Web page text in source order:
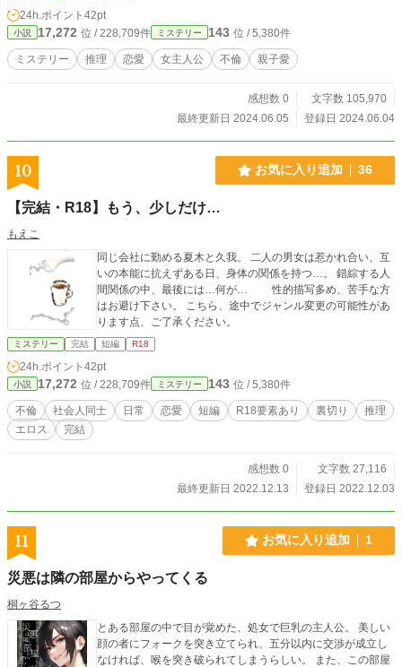
24h.ポイント 42pt
小説 17,272 位 / 228,709件 ミステリー 143 位 / 5,380件
ミステリー 推理 恋愛 女主人公 不倫 親子愛
感想数 0
文字数 105,970
最終更新日 2024.06.05
登録日 2024.06.04
10 お気に入り追加 36
【完結・R18】もう、少しだけ…
もえこ
同じ会社に勤める夏木と久我。 二人の男女は惹かれ合い、互
いの本能に抗えずある日、身体の関係を持つ…。 錯綜する人
間関係の中、最後には…何が… 性的描写多め、苦手な方
はお避け下さい。 こちら、途中でジャンル変更の可能性があ
ります点、ご了承ください。
ミステリー 完結 短編 R18
24h.ポイント 42pt
小説 17,272 位 / 228,709件 ミステリー 143 位 / 5,380件
不倫 社会人同士 日常 恋愛 短編 R18要素あり 裏切り
推理
エロス
完結
感想数 0
文字数 27,116
最終更新日 2022.12.13
登録日 2022.12.03
11 お気に入り追加 1
災悪は隣の部屋からやってくる
桐ヶ谷るつ
とある部屋の中で目が覚めた、処女で巨乳の主人公。 美しい
顔の者にフォークを突き立てられ、五分以内に交渉が成立し
なければ、喉を突き破られてしまうらしい。 また、この部屋